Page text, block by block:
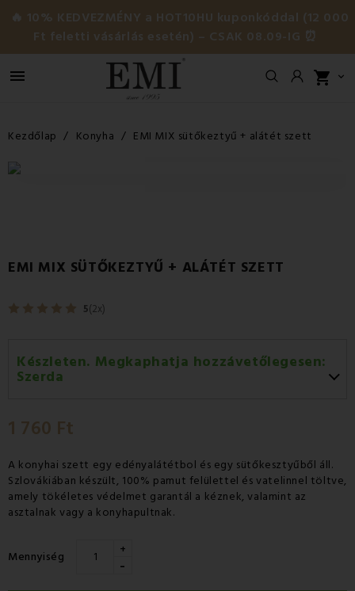
🔥 10% KEDVEZMÉNY a HOT10HU kuponkóddal (12 000
Ft feletti vásárlás esetén) – CSAK 08.09-IG ⏰
 shopping_cart 
Kezdőlap Konyha EMI MIX sütőkeztyű + alátét szett
EMI MIX SÜTŐKEZTYŰ + ALÁTÉT SZETT
5(2x)
Készleten. Megkaphatja hozzávetőlegesen:
Szerda
Csütörtök 13.08
1 760 Ft
A konyhai szett egy edényalátétbol és egy sütőkesztyűből áll.
Szlovákiában készült, 100% pamut felülettel és vatelinnel töltve,
amely tökéletes védelmet garantál a kéznek, valamint az
asztalnak vagy a konyhapultnak.
Mennyiség +
-